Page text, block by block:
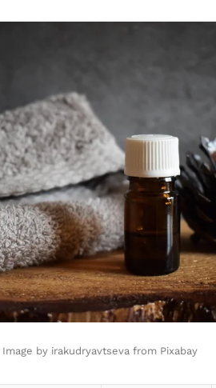
Image by irakudryavtseva from Pixabay